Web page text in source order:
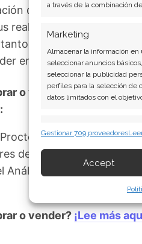
a través de la combinación
Marketing
Almacenar la información
seleccionar anuncios
seleccionar la publicidad
perfiles para la selección de
datos limitados con el
información transmitida de
Garantizar la
fallos, Ofrecer y
comunicar las
Gestionar 709 proveedores
Accept
que justifica su
realizaciones de
Procter & Gamble
en Wall Street.
o vender? El nuevo
& Gamble son
de Procter & Gamble.
Análisis gratuito actual del
o vender? ¡Lee más